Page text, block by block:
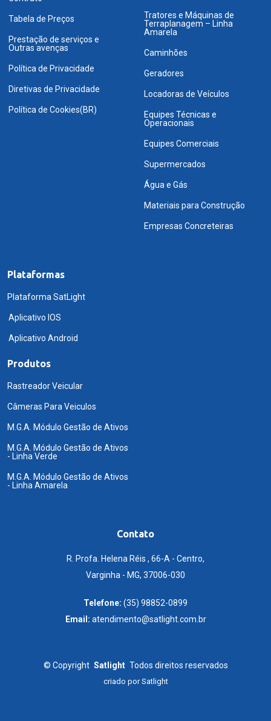
Tabela de Preços
Prestação de serviços e
Outras avenças
Política de Privacidade
Diretivas de Privacidade
Política de Cookies(BR)
Tratores e Máquinas de
Terraplanagem – Linha
Amarela
Caminhões
Geradores
Locadoras de Veículos
Equipes Técnicas e
Operacionais
Equipes Comerciais
Supermercados
Água e Gás
Materiais para Construção
Empresas Concreteiras
Plataformas
Plataforma SatLight
Aplicativo IOS
Aplicativo Android
Produtos
Rastreador Veicular
Câmeras Para Veiculos
M.G.A. Módulo Gestão de Ativos
M.G.A. Módulo Gestão de Ativos
- Linha Verde
M.G.A. Módulo Gestão de Ativos
- Linha Amarela
Contato
R. Profa. Helena Réis , 66-A - Centro,
Varginha - MG, 37006-030
Telefone: (35) 98852-0899
Email: atendimento@satlight.com.br
© Copyright Satlight Todos direitos reservados
criado porSatlight